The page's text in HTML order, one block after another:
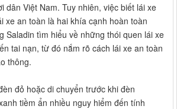
dân Việt Nam. Tuy nhiên, việc biết lái xe
xe an toàn là hai khía cạnh hoàn toàn
Saladin tìm hiểu về những thói quen lái xe
tai nạn, từ đó nắm rõ cách lái xe an toàn
thông.
đỏ hoặc di chuyển trước khi đèn
tiềm ẩn nhiều nguy hiểm đến tính